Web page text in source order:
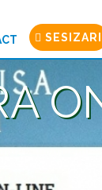
SESIZARI